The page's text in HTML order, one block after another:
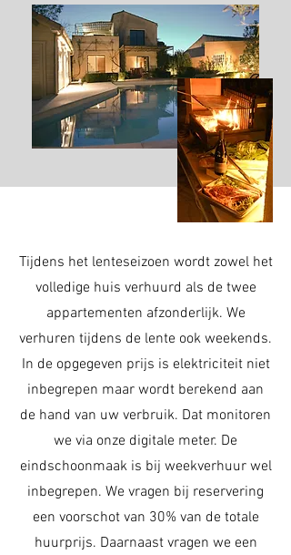
Tijdens het lenteseizoen wordt zowel het
volledige huis verhuurd als de twee
appartementen afzonderlijk. We
verhuren tijdens de lente ook weekends.
In de opgegeven prijs is elektriciteit niet
inbegrepen maar wordt berekend aan
de hand van uw verbruik. Dat monitoren
we via onze digitale meter. De
eindschoonmaak is bij weekverhuur wel
inbegrepen. We vragen bij reservering
een voorschot van 30% van de totale
huurprijs. Daarnaast vragen we een